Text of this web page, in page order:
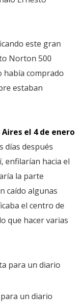
este gran
Norton 500
había comprado
estaban
el 4 de enero
días después
enfilarían hacia el
la parte
caído algunas
el centro de
que hacer varias
un diario